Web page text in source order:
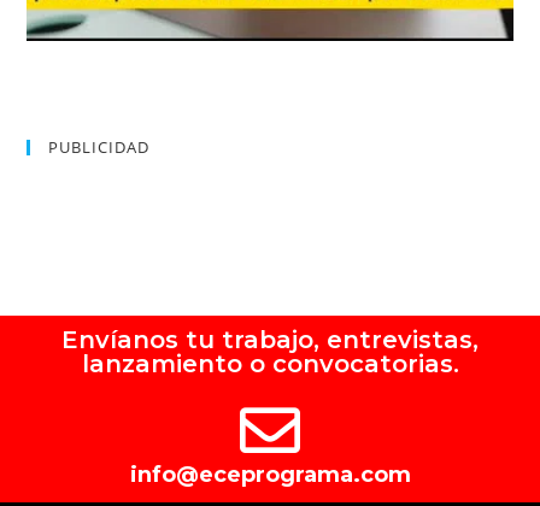
PUBLICIDAD
Envíanos tu trabajo, entrevistas,
lanzamiento o convocatorias.
info@eceprograma.com